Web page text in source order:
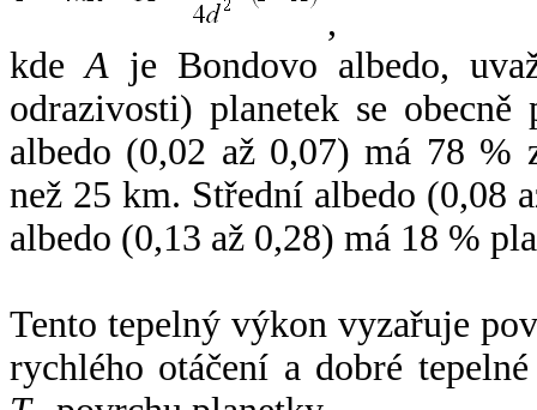
,
kdeA je Bondovo albedo,
odrazivosti) planetek se
albedo (0,02 až 0,07) má 78 %
než 25 km. Střední albedo (0,08
albedo (0,13 až 0,28) má 18 %
Tento tepelný výkon vyzařuje
rychlého otáčení a dobré